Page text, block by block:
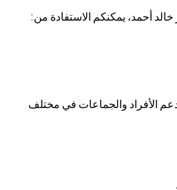
أحمد، يمكنكم الاستفادة من:
الأفراد والجماعات في مختلف